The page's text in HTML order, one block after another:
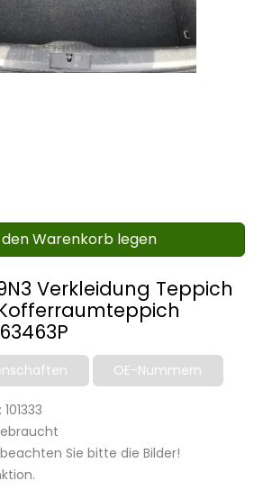
Verkleidung Teppich
OE-Nummern
Sie bitte die Bilder!
den Warenkorb legen